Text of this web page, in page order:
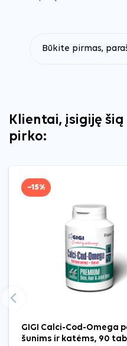
Būkite pirmas,
Klientai, įsigiję
pirko:
−15%
GIGI Calci-Cod-Omega
šunims ir katėms, 90
Ankstesnis